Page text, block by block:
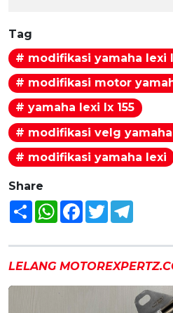
Tag
# modifikasi yamaha lexi
# modifikasi motor
# yamaha lexi lx 155
# modifikasi velg
# modifikasi yamaha lexi
Share
Share WhatsAppFacebook
Twitter
LELANG